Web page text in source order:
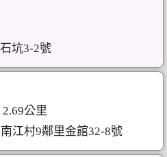
坑3-2號
公里
江村9鄰里金館32-8號